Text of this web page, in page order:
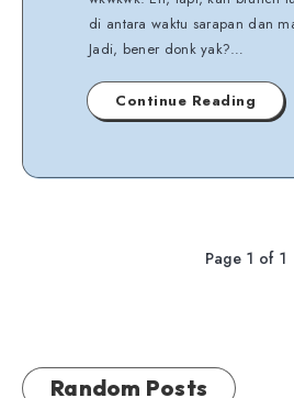
di antara waktu sarapan dan
Jadi, bener donk yak?…
Continue Reading
Page 1 of 1
Random Posts